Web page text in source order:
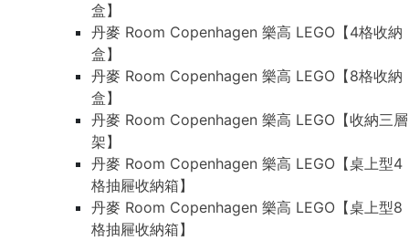
盒】
丹麥 Room Copenhagen 樂高 LEGO【4格收納
盒】
丹麥 Room Copenhagen 樂高 LEGO【8格收納
盒】
丹麥 Room Copenhagen 樂高 LEGO【收納三層
架】
丹麥 Room Copenhagen 樂高 LEGO【桌上型4
格抽屜收納箱】
丹麥 Room Copenhagen 樂高 LEGO【桌上型8
格抽屜收納箱】